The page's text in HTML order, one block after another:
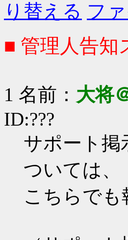
り替える フ
■ 管理人告知
1 名前： 大将
ID:???
サポート掲
ついては、
こちらで